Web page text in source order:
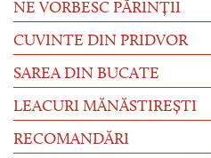
NE VORBESC PĂRINȚII
CUVINTE DIN PRIDVOR
SAREA DIN BUCATE
LEACURI MĂNĂSTIREȘTI
RECOMANDĂRI